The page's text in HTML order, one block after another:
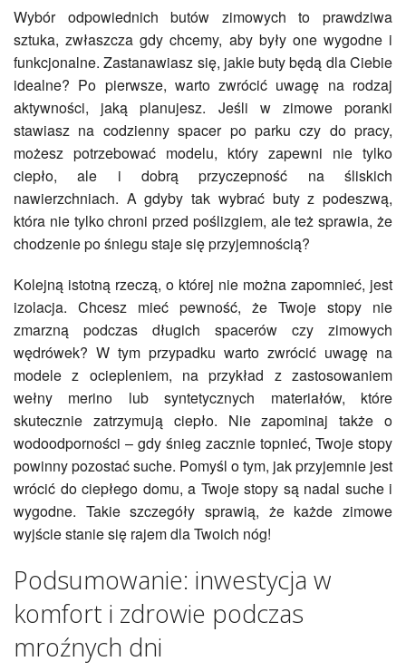
Wybór odpowiednich butów zimowych to prawdziwa
sztuka, zwłaszcza gdy chcemy, aby były one wygodne i
funkcjonalne. Zastanawiasz się, jakie buty będą dla Ciebie
idealne? Po pierwsze, warto zwrócić uwagę na rodzaj
aktywności, jaką planujesz. Jeśli w zimowe poranki
stawiasz na codzienny spacer po parku czy do pracy,
możesz potrzebować modelu, który zapewni nie tylko
ciepło, ale i dobrą przyczepność na śliskich
nawierzchniach. A gdyby tak wybrać buty z podeszwą,
która nie tylko chroni przed poślizgiem, ale też sprawia, że
chodzenie po śniegu staje się przyjemnością?
Kolejną istotną rzeczą, o której nie można zapomnieć, jest
izolacja. Chcesz mieć pewność, że Twoje stopy nie
zmarzną podczas długich spacerów czy zimowych
wędrówek? W tym przypadku warto zwrócić uwagę na
modele z ociepleniem, na przykład z zastosowaniem
wełny merino lub syntetycznych materiałów, które
skutecznie zatrzymują ciepło. Nie zapominaj także o
wodoodporności – gdy śnieg zacznie topnieć, Twoje stopy
powinny pozostać suche. Pomyśl o tym, jak przyjemnie jest
wrócić do ciepłego domu, a Twoje stopy są nadal suche i
wygodne. Takie szczegóły sprawią, że każde zimowe
wyjście stanie się rajem dla Twoich nóg!
Podsumowanie: inwestycja w
komfort i zdrowie podczas
mroźnych dni